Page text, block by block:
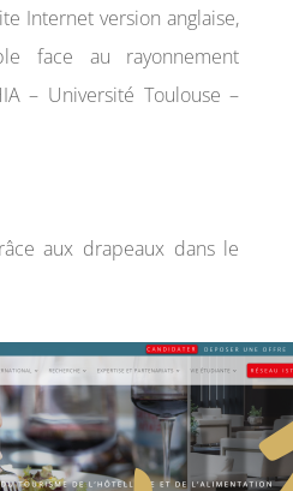
Internet version anglaise,
face au rayonnement
– Université Toulouse –
aux drapeaux dans le